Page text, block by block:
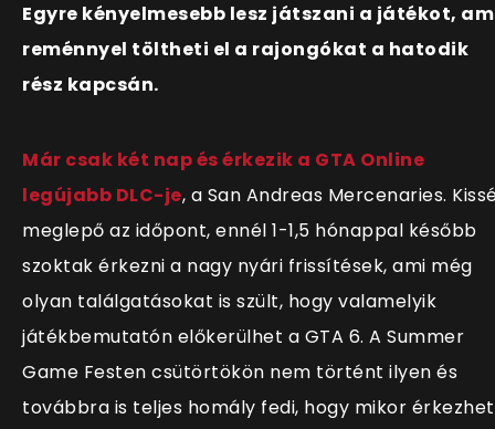
Egyre kényelmesebb lesz játszani a játékot,
reménnyel töltheti el a rajongókat a hatodik
rész kapcsán.
Már csak két nap és érkezik a GTA Online
legújabb DLC-je, a San Andreas Mercenaries.
meglepő az időpont, ennél 1-1,5 hónappal később
szoktak érkezni a nagy nyári frissítések, ami még
olyan találgatásokat is szült, hogy valamelyik
játékbemutatón előkerülhet a GTA 6. A Summer
Game Festen csütörtökön nem történt ilyen és
továbbra is teljes homály fedi, hogy mikor érkezhet